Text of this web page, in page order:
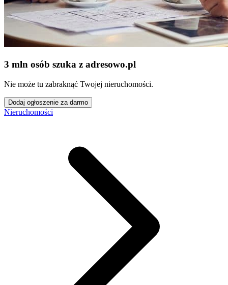
3 mln osób szuka z adresowo.pl
Nie może tu zabraknąć Twojej nieruchomości.
Dodaj ogłoszenie za darmo
Nieruchomości